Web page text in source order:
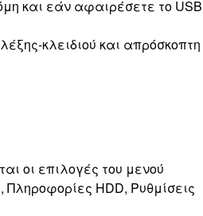
και εάν αφαιρέσετε το USB
κλειδιού και απρόσκοπτη
οι επιλογές του μενού
HDD, Ρυθμίσεις